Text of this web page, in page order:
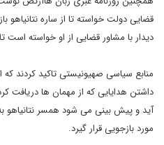
قضایی دولت خواسته تا از ساره نتانیاهو
دیدار با مشاور قضایی از او خواسته است
منابع سیاسی صهیونیستی تاکید کردند که
داشتن هدایایی که از مهمان ها دریافت
آید و پیش بینی می شود همسر
مورد بازجویی قرار گیرد.